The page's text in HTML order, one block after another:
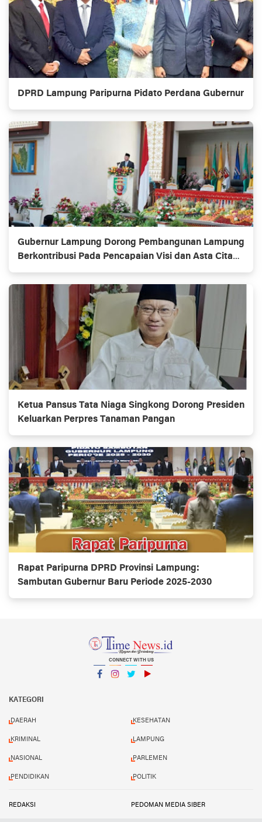
DPRD Lampung Paripurna Pidato Perdana Gubernur
Gubernur Lampung Dorong Pembangunan Lampung
Berkontribusi Pada Pencapaian Visi dan Asta Cita
Pembangunan Nasional
Ketua Pansus Tata Niaga Singkong Dorong Presiden
Keluarkan Perpres Tanaman Pangan
Rapat Paripurna DPRD Provinsi Lampung:
Sambutan Gubernur Baru Periode 2025-2030
CONNECT WITH US
KATEGORI
DAERAH KESEHATAN
KRIMINAL LAMPUNG
NASIONAL PARLEMEN
PENDIDIKAN POLITIK
REDAKSI PEDOMAN MEDIA SIBER